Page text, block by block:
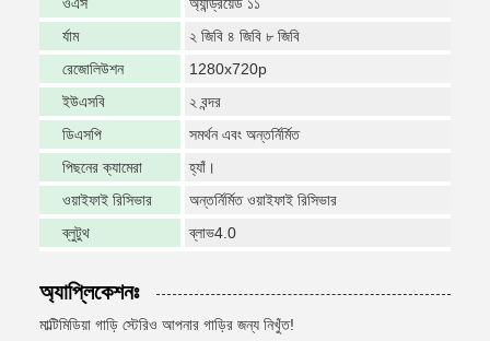
র্যাম
২ জিবি ৪ জিবি ৮ জিবি
রেজোলিউশন
1280x720p
ইউএসবি
২ বন্দর
ডিএসপি
সমর্থন এবং অন্তর্নির্মিত
পিছনের ক্যামেরা
হ্যাঁ।
ওয়াইফাই রিসিভার
অন্তর্নির্মিত ওয়াইফাই রিসিভার
ব্লুটুথ
ব্লাভ4.0
অ্যাপ্লিকেশনঃ
মাল্টিমিডিয়া গাড়ি স্টেরিও আপনার গাড়ির জন্য নিখুঁত!